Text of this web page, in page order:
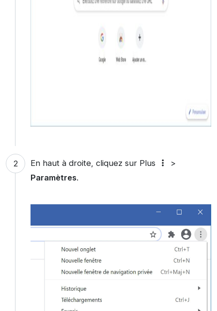
En haut à droite, cliquez sur Plus
>
Paramètres.